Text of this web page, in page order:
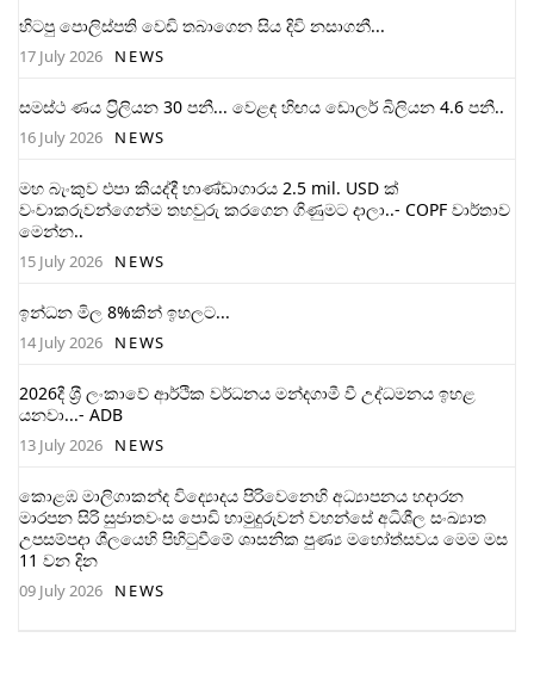
හිටපු පොලිස්පති වෙඩි තබාගෙන සිය දිවි නසාගනී...
17 July 2026 NEWS
සමස්ථ ණය ට‍්‍රිලියන 30 පනී... වෙළඳ හිඟය ඩොලර් බිලියන 4.6 පනී..
16 July 2026 NEWS
මහ බැංකුව එපා කියද්දී භාණ්ඩාගාරය 2.5 mil. USD ක්
වංචාකරුවන්ගෙන්ම තහවුරු කරගෙන ගිණුමට දාලා..- COPF වාර්තාව
මෙන්න..
15 July 2026 NEWS
ඉන්ධන මිල 8%කින් ඉහලට...
14 July 2026 NEWS
2026දී ශ‍්‍රී ලංකාවේ ආර්ථික වර්ධනය මන්දගාමී වී උද්ධමනය ඉහළ
යනවා...- ADB
13 July 2026 NEWS
කොළඹ මාලිගාකන්ද විද්‍යොදය පිරිවෙනෙහි අධ්‍යාපනය හදාරන
මාරපන සිරි සුජාතවංස පොඩි හාමුදුරුවන් වහන්සේ අධිශීල සංඛ්‍යාත
උපසම්පදා ශීලයෙහි පිහිටුවීමේ ශාසනික පුණ්‍ය මහෝත්සවය මෙම මස
11 වන දින
09 July 2026 NEWS